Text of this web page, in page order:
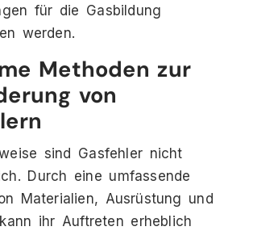
für die Gasbildung
werden.
Methoden zur
von
sind Gasfehler nicht
Durch eine umfassende
Materialien, Ausrüstung und
ihr Auftreten erheblich